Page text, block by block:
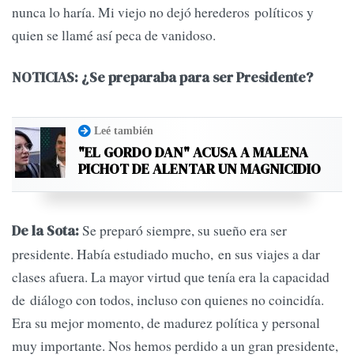
nunca lo haría. Mi viejo no dejó herederos políticos y
quien se llamé así peca de vanidoso.
NOTICIAS: ¿Se preparaba para ser Presidente?
Leé también
"EL GORDO DAN" ACUSA A MALENA
PICHOT DE ALENTAR UN MAGNICIDIO
De la Sota:Se preparó siempre, su sueño era ser
presidente. Había estudiado mucho, en sus viajes a dar
clases afuera. La mayor virtud que tenía era la capacidad
de diálogo con todos, incluso con quienes no coincidía.
Era su mejor momento, de madurez política y personal
muy importante. Nos hemos perdido a un gran presidente,